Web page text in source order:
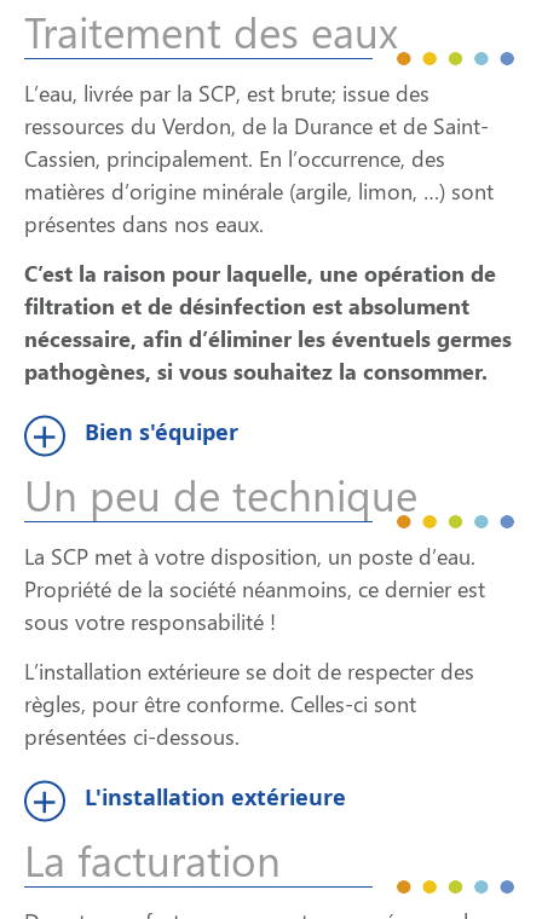
Traitement des eaux
L’eau, livrée par la SCP, est brute; issue des
ressources du Verdon, de la Durance et de Saint-
Cassien, principalement. En l’occurrence, des
matières d’origine minérale (argile, limon, …) sont
présentes dans nos eaux.
C’est la raison pour laquelle, une opération de
filtration et de désinfection est absolument
nécessaire, afin d’éliminer les éventuels germes
pathogènes, si vous souhaitez la consommer.
Bien s'équiper
Un peu de technique
La SCP met à votre disposition, un poste d’eau.
Propriété de la société néanmoins, ce dernier est
sous votre responsabilité !
L’installation extérieure se doit de respecter des
règles, pour être conforme. Celles-ci sont
présentées ci-dessous.
L'installation extérieure
La facturation